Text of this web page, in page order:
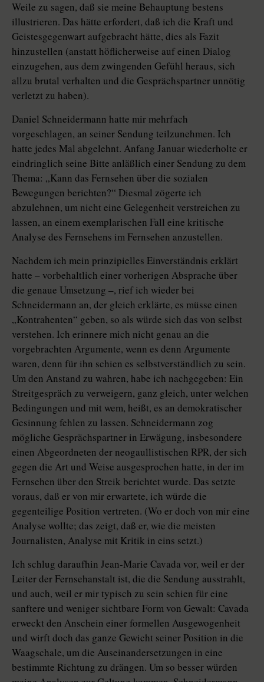
Weile zu sagen, daß sie meine Behauptung bestens
illustrieren. Das hätte erfordert, daß ich die Kraft und
Geistesgegenwart aufgebracht hätte, dies als Fazit
hinzustellen (anstatt höflicherweise auf einen Dialog
einzugehen, aus dem zwingenden Gefühl heraus, sich
allzu brutal verhalten und die Gesprächspartner unnötig
verletzt zu haben).
Daniel Schneidermann hatte mir mehrfach
vorgeschlagen, an seiner Sendung teilzunehmen. Ich
hatte jedes Mal abgelehnt. Anfang Januar wiederholte er
eindringlich seine Bitte anläßlich einer Sendung zu dem
Thema: „Kann das Fernsehen über die sozialen
Bewegungen berichten?“ Diesmal zögerte ich
abzulehnen, um nicht eine Gelegenheit verstreichen zu
lassen, an einem exemplarischen Fall eine kritische
Analyse des Fernsehens im Fernsehen anzustellen.
Nachdem ich mein prinzipielles Einverständnis erklärt
hatte – vorbehaltlich einer vorherigen Absprache über
die genaue Umsetzung –, rief ich wieder bei
Schneidermann an, der gleich erklärte, es müsse einen
„Kontrahenten“ geben, so als würde sich das von selbst
verstehen. Ich erinnere mich nicht genau an die
vorgebrachten Argumente, wenn es denn Argumente
waren, denn für ihn schien es selbstverständlich zu sein.
Um den Anstand zu wahren, habe ich nachgegeben: Ein
Streitgespräch zu verweigern, ganz gleich, unter welchen
Bedingungen und mit wem, heißt, es an demokratischer
Gesinnung fehlen zu lassen. Schneidermann zog
mögliche Gesprächspartner in Erwägung, insbesondere
einen Abgeordneten der neogaullistischen RPR, der sich
gegen die Art und Weise ausgesprochen hatte, in der im
Fernsehen über den Streik berichtet wurde. Das setzte
voraus, daß er von mir erwartete, ich würde die
gegenteilige Position vertreten. (Wo er doch von mir eine
Analyse wollte; das zeigt, daß er, wie die meisten
Journalisten, Analyse mit Kritik in eins setzt.)
Ich schlug daraufhin Jean-Marie Cavada vor, weil er der
Leiter der Fernsehanstalt ist, die die Sendung ausstrahlt,
und auch, weil er mir typisch zu sein schien für eine
sanftere und weniger sichtbare Form von Gewalt: Cavada
erweckt den Anschein einer formellen Ausgewogenheit
und wirft doch das ganze Gewicht seiner Position in die
Waagschale, um die Auseinandersetzungen in eine
bestimmte Richtung zu drängen. Um so besser würden